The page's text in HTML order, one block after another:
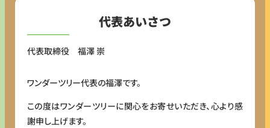
代表あいさつ
代表取締役 福澤 崇
ワンダーツリー代表の福澤です。
この度はワンダーツリーに関心をお寄せいただき、心より感
謝申し上げます。